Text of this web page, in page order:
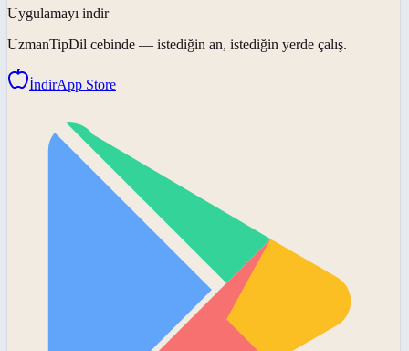
Uygulamayı indir
UzmanTipDil cebinde — istediğin an, istediğin yerde çalış.
İndirApp Store